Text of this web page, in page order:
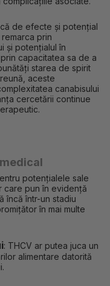
de efecte și potențial
prin
și potențialul în
capacitatea sa de a
starea de spirit
aceste
canabisului
cercetării continue
potențialele sale
care pun în evidență
încă într-un stadiu
în mai multe
: THCV ar putea juca un
alimentare datorită